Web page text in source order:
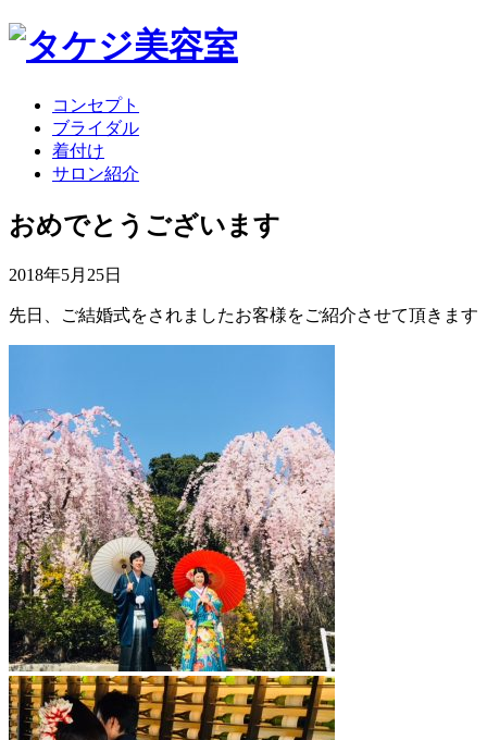
コンセプト
ブライダル
着付け
サロン紹介
おめでとうございます
2018年5月25日
先日、ご結婚式をされましたお客様をご紹介させて頂きます